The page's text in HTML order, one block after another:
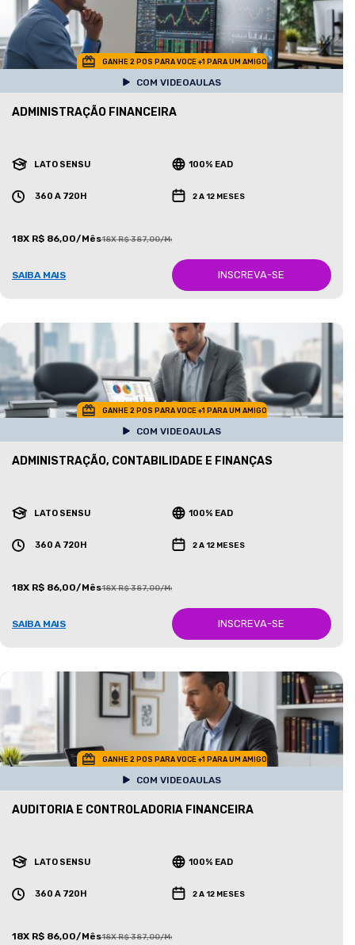
GANHE 2 POS PARA VOCE +1 PARA UM AMIGO
COM VIDEOAULAS
ADMINISTRAÇÃO FINANCEIRA
LATO SENSU 100% EAD
360 A 720H 2 A 12 MESES
18X R$ 86,00/Mês18X R$ 387,00/Mês
SAIBA MAIS INSCREVA-SE
GANHE 2 POS PARA VOCE +1 PARA UM AMIGO
COM VIDEOAULAS
ADMINISTRAÇÃO, CONTABILIDADE E FINANÇAS
LATO SENSU 100% EAD
360 A 720H 2 A 12 MESES
18X R$ 86,00/Mês18X R$ 387,00/Mês
SAIBA MAIS INSCREVA-SE
GANHE 2 POS PARA VOCE +1 PARA UM AMIGO
COM VIDEOAULAS
AUDITORIA E CONTROLADORIA FINANCEIRA
LATO SENSU 100% EAD
360 A 720H 2 A 12 MESES
18X R$ 86,00/Mês18X R$ 387,00/Mês